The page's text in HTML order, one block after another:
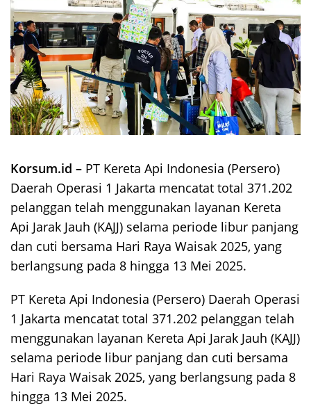
Korsum.id – PT Kereta Api Indonesia (Persero)
Daerah Operasi 1 Jakarta mencatat total 371.202
pelanggan telah menggunakan layanan Kereta
Api Jarak Jauh (KAJJ) selama periode libur panjang
dan cuti bersama Hari Raya Waisak 2025, yang
berlangsung pada 8 hingga 13 Mei 2025.
PT Kereta Api Indonesia (Persero) Daerah Operasi
1 Jakarta mencatat total 371.202 pelanggan telah
menggunakan layanan Kereta Api Jarak Jauh (KAJJ)
selama periode libur panjang dan cuti bersama
Hari Raya Waisak 2025, yang berlangsung pada 8
hingga 13 Mei 2025.